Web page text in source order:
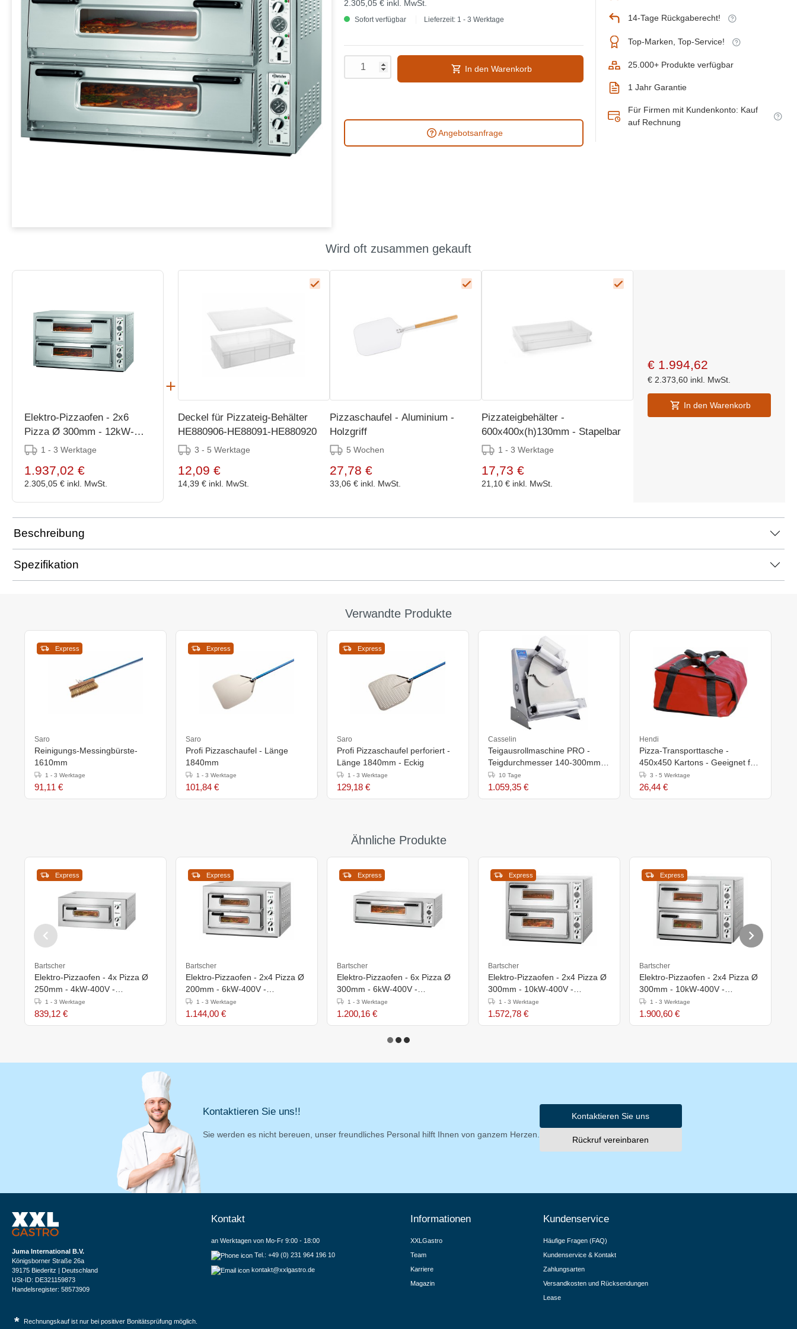
2.305,05 € inkl. MwSt.
Sofort verfügbar Lieferzeit: 1 - 3 Werktage
In den Warenkorb
Angebotsanfrage
14-Tage Rückgaberecht!
Top-Marken, Top-Service!
25.000+ Produkte verfügbar
1 Jahr Garantie
Für Firmen mit Kundenkonto: Kauf
auf Rechnung
Wird oft zusammen gekauft
Elektro-Pizzaofen - 2x6
Pizza Ø 300mm - 12kW-
400V - 1190x780x(h)751mm
1 - 3 Werktage
1.937,02 €
2.305,05 € inkl. MwSt.
Deckel für Pizzateig-Behälter
HE880906-HE88091-HE880920
3 - 5 Werktage
12,09 €
14,39 € inkl. MwSt.
Pizzaschaufel - Aluminium -
Holzgriff
5 Wochen
27,78 €
33,06 € inkl. MwSt.
Pizzateigbehälter -
600x400x(h)130mm - Stapelbar
1 - 3 Werktage
17,73 €
21,10 € inkl. MwSt.
€ 1.994,62
€ 2.373,60 inkl. MwSt.
In den Warenkorb
Beschreibung
Spezifikation
Verwandte Produkte
Express
Saro
Reinigungs-Messingbürste-
1610mm
1 - 3 Werktage
91,11 €
Express
Saro
Profi Pizzaschaufel - Länge
1840mm
1 - 3 Werktage
101,84 €
Express
Saro
Profi Pizzaschaufel perforiert -
Länge 1840mm - Eckig
1 - 3 Werktage
129,18 €
Casselin
Teigausrollmaschine PRO -
Teigdurchmesser 140-300mm -
440x380x(h)615mm
10 Tage
1.059,35 €
Hendi
Pizza-Transporttasche -
450x450 Kartons - Geeignet für
4 Kartons
3 - 5 Werktage
26,44 €
Ähnliche Produkte
Express
Bartscher
Elektro-Pizzaofen - 4x Pizza Ø
250mm - 4kW-400V -
800x750x(h)360mm
1 - 3 Werktage
839,12 €
Express
Bartscher
Elektro-Pizzaofen - 2x4 Pizza Ø
200mm - 6kW-400V -
800x750x(h)510mm
1 - 3 Werktage
1.144,00 €
Express
Bartscher
Elektro-Pizzaofen - 6x Pizza Ø
300mm - 6kW-400V -
1190x780x(h)395mm
1 - 3 Werktage
1.200,16 €
Express
Bartscher
Elektro-Pizzaofen - 2x4 Pizza Ø
300mm - 10kW-400V -
885x790x(h)710mm
1 - 3 Werktage
1.572,78 €
Express
Bartscher
Elektro-Pizzaofen - 2x4 Pizza Ø
300mm - 10kW-400V -
930x835x(h)730mm
1 - 3 Werktage
1.900,60 €
Kontaktieren Sie uns!!
Sie werden es nicht bereuen, unser freundliches Personal hilft Ihnen von ganzem Herzen.
Kontaktieren Sie uns
Rückruf vereinbaren
Juma International B.V.
Königsborner Straße 26a
39175 Biederitz | Deutschland
USt-ID: DE321159873
Handelsregister: 58573909
Kontakt
an Werktagen von Mo-Fr 9:00 - 18:00
Tel.: +49 (0) 231 964 196 10
kontakt@xxlgastro.de
Informationen
XXLGastro
Team
Karriere
Magazin
Kundenservice
Häufige Fragen (FAQ)
Kundenservice & Kontakt
Zahlungsarten
Versandkosten und Rücksendungen
Lease
* Rechnungskauf ist nur bei positiver Bonitätsprüfung möglich.